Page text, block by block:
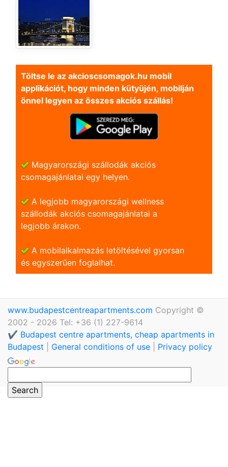
Töltse le az akcioscsomagok.hu mobil
applikációt, hogy minden kütyüjén, mobilján
önnel legyen az összes akciós szállás!
Magyarországi szállodák akciós
csomagajánlatai egy helyen.
A legjobb magyarországi wellness
szállodák akciós csomagajánlatai a
legjobb árakon.
A mobilalkalmazás letöltésével gyorsan
és egyszerũen foglalhat.
www.budapestcentreapartments.com Copyright ©
2002 - 2026 Tel: +36 (1) 227-9614
✔️ Budapest centre apartments, cheap apartments in
Budapest
General conditions of use Privacy policy